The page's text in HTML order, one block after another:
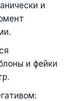
и
и фейки